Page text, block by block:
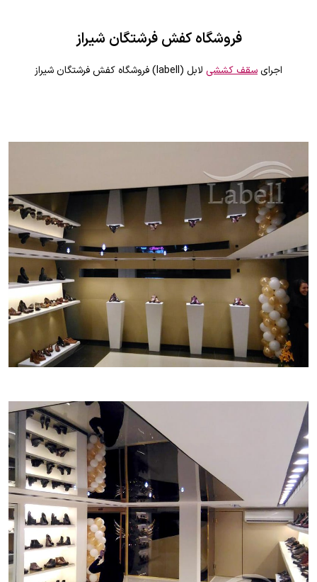
فروشگاه کفش فرشتگان شیراز
اجرایسقف کششی لابل (labell) فروشگاه کفش فرشتگان شیراز